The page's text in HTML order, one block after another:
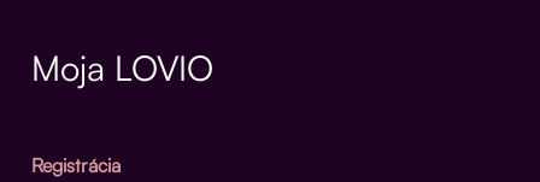
Moja LOVIO
Registrácia